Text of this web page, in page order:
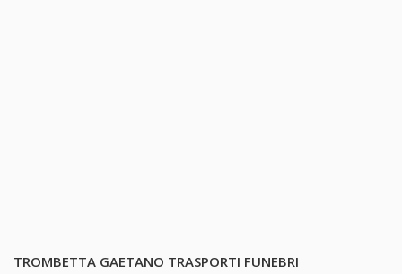
TROMBETTA GAETANO TRASPORTI FUNEBRI